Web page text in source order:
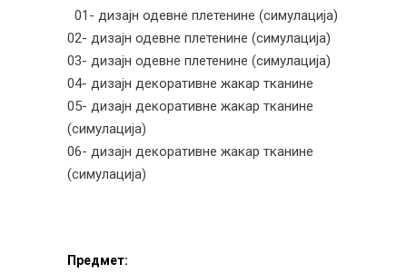
01- дизајн одевне плетенине (симулација)
02- дизајн одевне плетенине (симулација)
03- дизајн одевне плетенине (симулација)
04- дизајн декоративне жакар тканине
05- дизајн декоративне жакар тканине
(симулација)
06- дизајн декоративне жакар тканине
(симулација)
Предмет: